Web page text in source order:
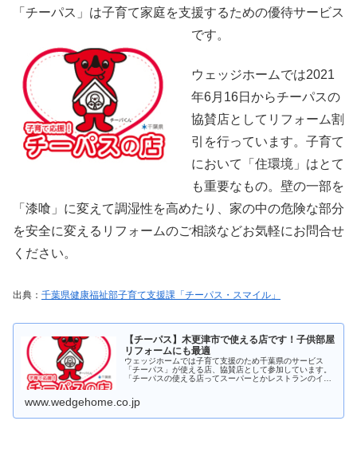
「チーパス」は子育て家庭を支援するための優待サービス
です。
ウェッジホームでは2021
年6月16日からチーパスの
協賛店としてリフォーム割
引を行っています。子育て
において「住環境」はとて
も重要なもの。壁の一部を
「漆喰」に変えて調湿性を高めたり、家の中の危険な部分
を安全に変えるリフォームのご相談などお気軽にお問合せ
ください。
出典： 千葉県健康福祉部子育て支援課「チーパス・スマイル」
【チーパス】木更津市で使える店です！子供部屋
リフォームにも最適
ウェッジホームでは子育て支援のため千葉県のサービス
「チーパス」が使える店、協賛店として参加しています。
「チーパスの使える店ってスーパーとかレストランのイメ
www.wedgehome.co.jp